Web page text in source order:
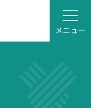
メニュー